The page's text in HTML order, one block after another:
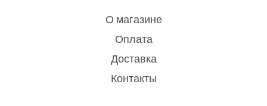
О магазине
Оплата
Доставка
Контакты